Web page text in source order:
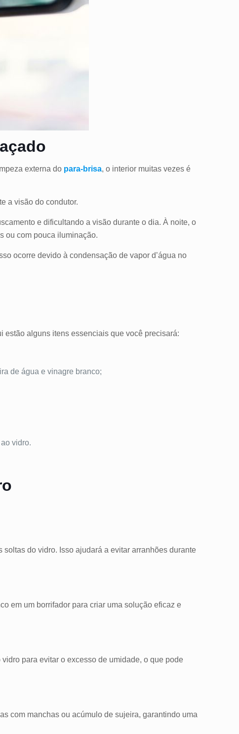
externa do para-brisa, o interior muitas vezes é
a visão do condutor.
e dificultando a visão durante o dia. À noite, o
ou com pouca iluminação.
ocorre devido à condensação de vapor d’água no
estão alguns itens essenciais que você precisará:
de água e vinagre branco;
vidro.
do vidro. Isso ajudará a evitar arranhões durante
em um borrifador para criar uma solução eficaz e
para evitar o excesso de umidade, o que pode
com manchas ou acúmulo de sujeira, garantindo uma